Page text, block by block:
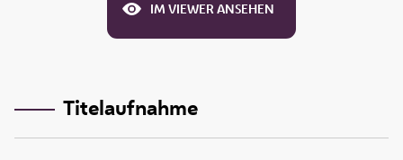
IM VIEWER ANSEHEN
Titelaufnahme